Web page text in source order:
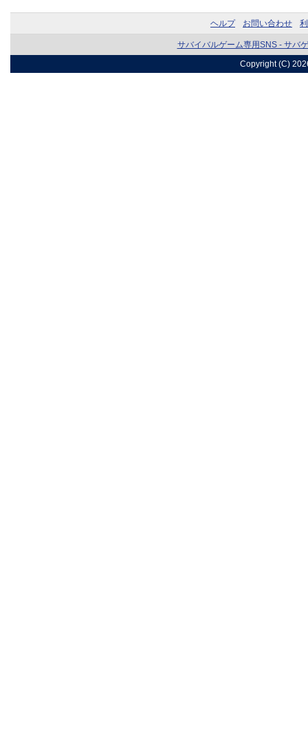
ヘルプ お問い合わせ
サバイバルゲーム専用SNS - サバ
Copyright (C)